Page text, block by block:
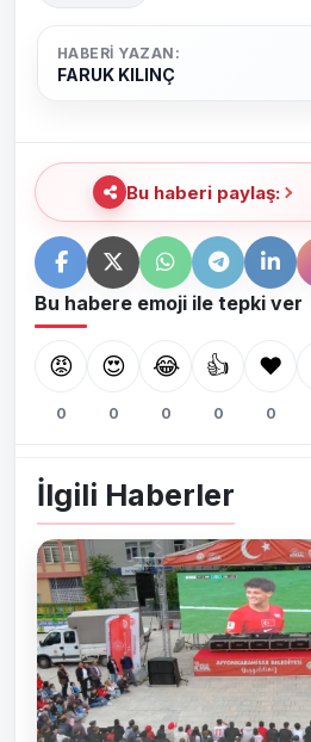
HABERI YAZAN:
FARUK KILINÇ
Bu haberi paylaş:
Bu habere emoji ile tepki ver
😡 😍 😂 👍 ❤️
0 0 0 0 0
İlgili Haberler